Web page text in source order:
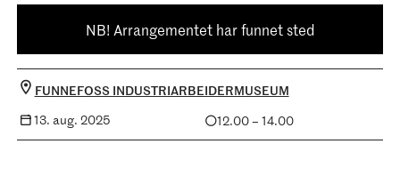
NB! Arrangementet har funnet sted
FUNNEFOSS INDUSTRIARBEIDERMUSEUM
13. aug. 2025 12.00 – 14.00